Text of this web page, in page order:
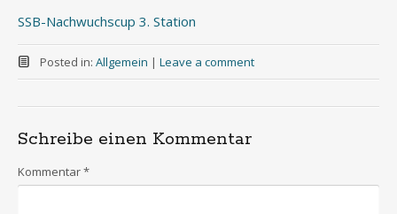
SSB-Nachwuchscup 3. Station
Posted in: Allgemein | Leave a comment
Schreibe einen Kommentar
Kommentar*